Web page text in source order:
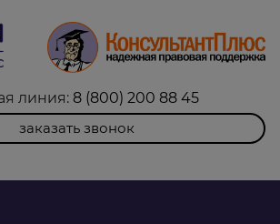
линия: 8 (800) 200 88 45
заказать звонок